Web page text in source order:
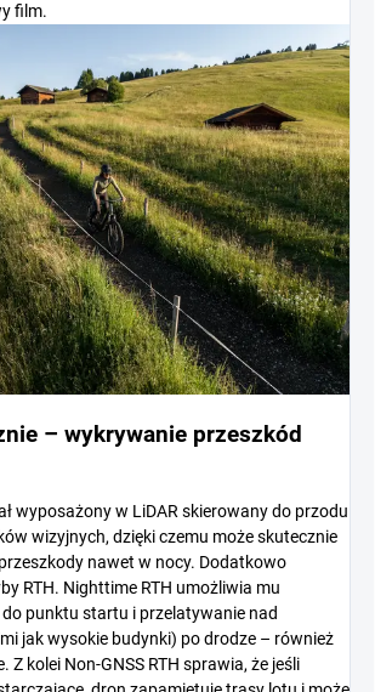
film.
– wykrywanie przeszkód
wyposażony w LiDAR skierowany do przodu
wizyjnych, dzięki czemu może skutecznie
nawet w nocy. Dodatkowo
RTH. Nighttime RTH umożliwia mu
punktu startu i przelatywanie nad
jak wysokie budynki) po drodze – również
Z kolei Non-GNSS RTH sprawia, że jeśli